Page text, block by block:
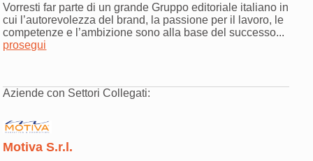
Vorresti far parte di un grande Gruppo editoriale italiano in
cui l’autorevolezza del brand, la passione per il lavoro, le
competenze e l’ambizione sono alla base del successo...
prosegui
Aziende con Settori Collegati:
Motiva S.r.l.